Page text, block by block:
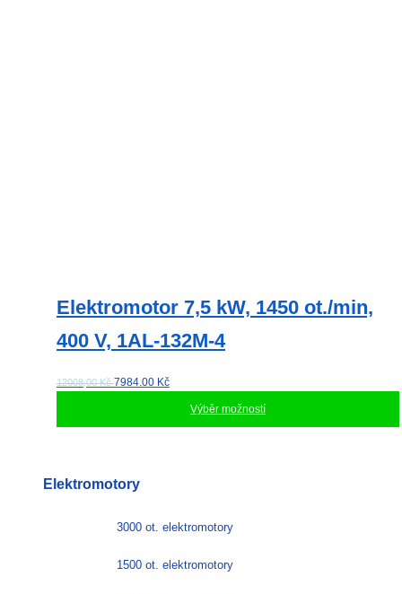
Elektromotor 7,5 kW, 1450 ot./min,
400 V, 1AL-132M-4
12008,00 Kč7984.00 Kč
Výběr možností
více
Elektromotory
3000 ot. elektromotory
1500 ot. elektromotory